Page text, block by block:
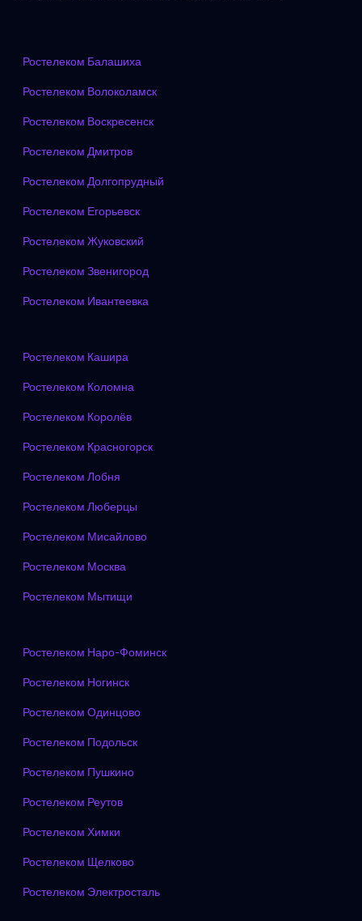
Ростелеком Балашиха
Ростелеком Волоколамск
Ростелеком Воскресенск
Ростелеком Дмитров
Ростелеком Долгопрудный
Ростелеком Егорьевск
Ростелеком Жуковский
Ростелеком Звенигород
Ростелеком Ивантеевка
Ростелеком Кашира
Ростелеком Коломна
Ростелеком Королёв
Ростелеком Красногорск
Ростелеком Лобня
Ростелеком Люберцы
Ростелеком Мисайлово
Ростелеком Москва
Ростелеком Мытищи
Ростелеком Наро-Фоминск
Ростелеком Ногинск
Ростелеком Одинцово
Ростелеком Подольск
Ростелеком Пушкино
Ростелеком Реутов
Ростелеком Химки
Ростелеком Щелково
Ростелеком Электросталь